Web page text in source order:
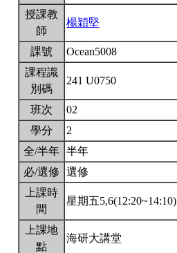
授課教
師
楊穎堅
課號
Ocean5008
課程識
別碼
241 U0750
班次
02
學分
2
全/半年 半年
必/選修
選修
上課時
間
星期五5,6(12:20~14:10)
上課地
點
海研大講堂